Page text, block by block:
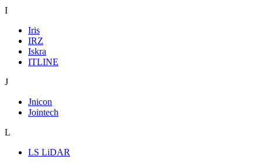
I
Iris
IRZ
Iskra
ITLINE
J
Jnicon
Jointech
L
LS LiDAR